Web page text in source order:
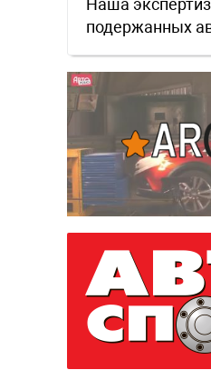
Наша
подержанных